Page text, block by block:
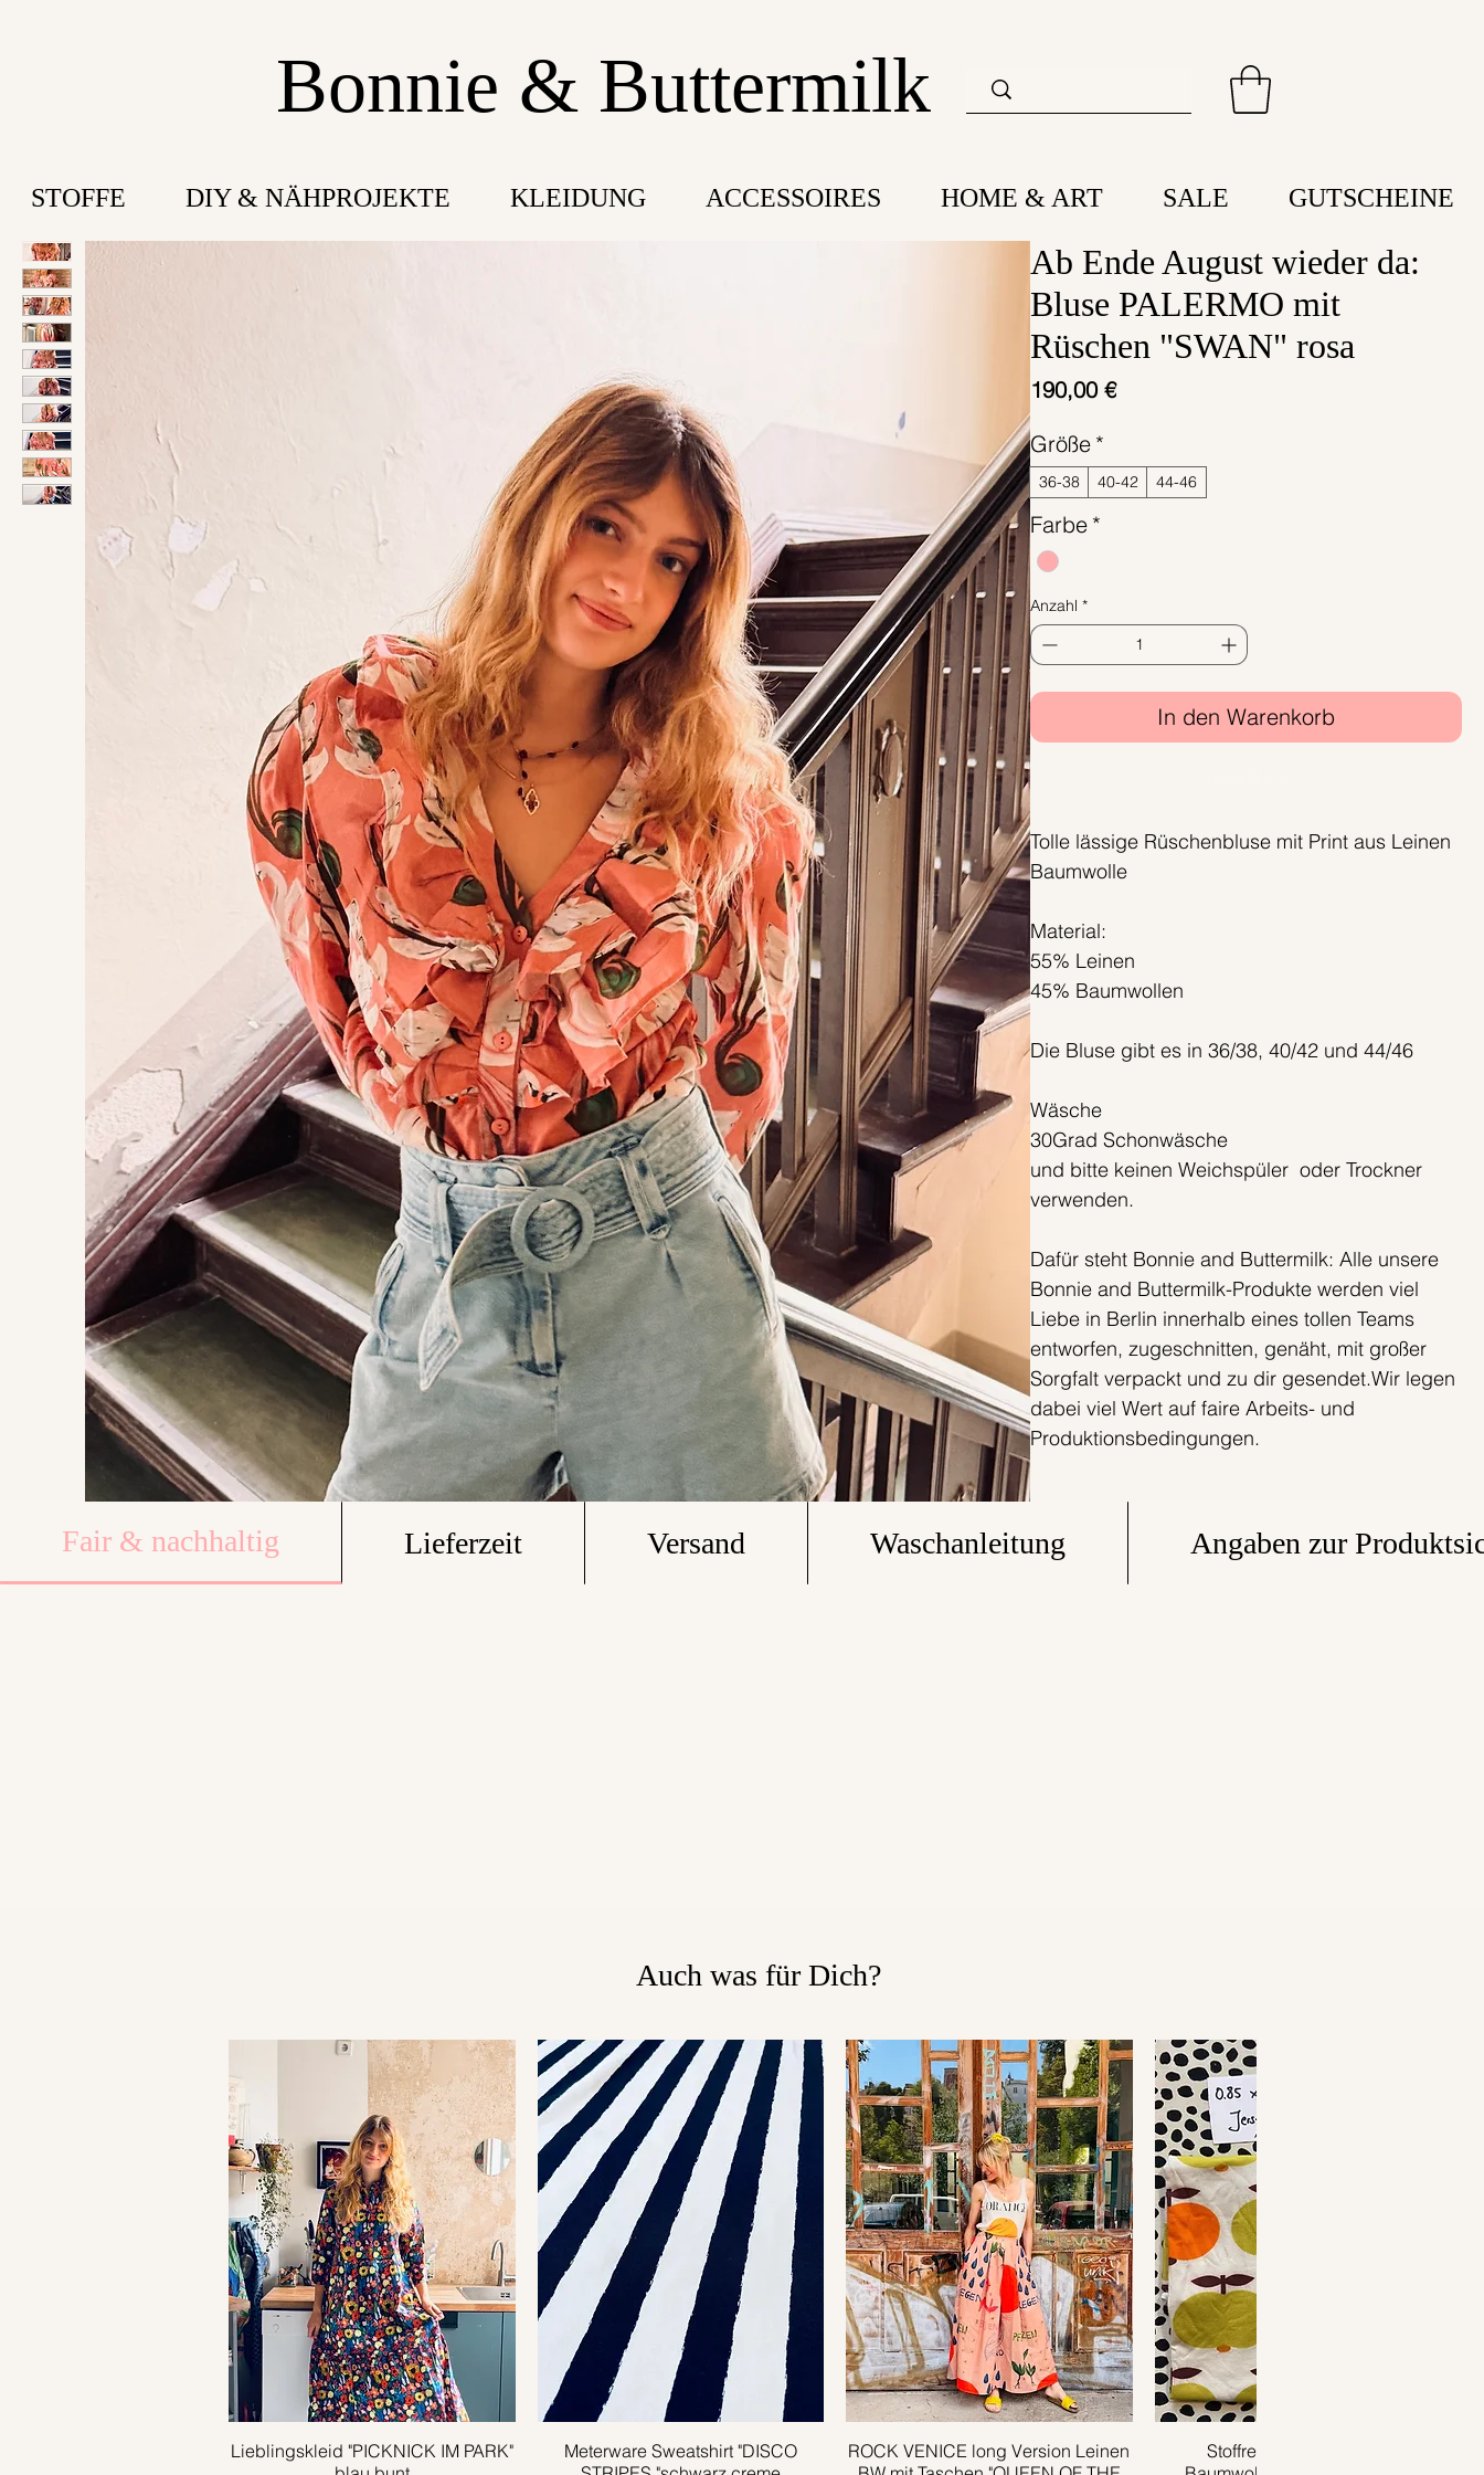
Bonnie & Buttermilk
STOFFE DIY & NÄHPROJEKTE KLEIDUNG ACCESSOIRES HOME & ART SALE GUTSCHEINE
Ab Ende August wieder da:
Bluse PALERMO mit
Rüschen "SWAN" rosa
190,00 €Preis
Größe *
36-38 40-42 44-46
Farbe *
Anzahl *
In den Warenkorb
Tolle lässige Rüschenbluse mit Print aus Leinen
Baumwolle
Material:
55% Leinen
45% Baumwollen
Die Bluse gibt es in 36/38, 40/42 und 44/46
Wäsche
30Grad Schonwäsche
und bitte keinen Weichspüler oder Trockner
verwenden.
Dafür steht Bonnie and Buttermilk: Alle unsere
Bonnie and Buttermilk-Produkte werden viel
Liebe in Berlin innerhalb eines tollen Teams
entworfen, zugeschnitten, genäht, mit großer
Sorgfalt verpackt und zu dir gesendet.Wir legen
dabei viel Wert auf faire Arbeits- und
Produktionsbedingungen.
Fair & nachhaltig Lieferzeit Versand Waschanleitung Angaben zur
Auch was für Dich?
Schnellansicht
Lieblingskleid "PICKNICK IM PARK"
Schnellansicht
Meterware Sweatshirt "DISCO
Schnellansicht
ROCK VENICE long Version Leinen
Schnellansicht
Stoffrest 0.85m x 0.35m